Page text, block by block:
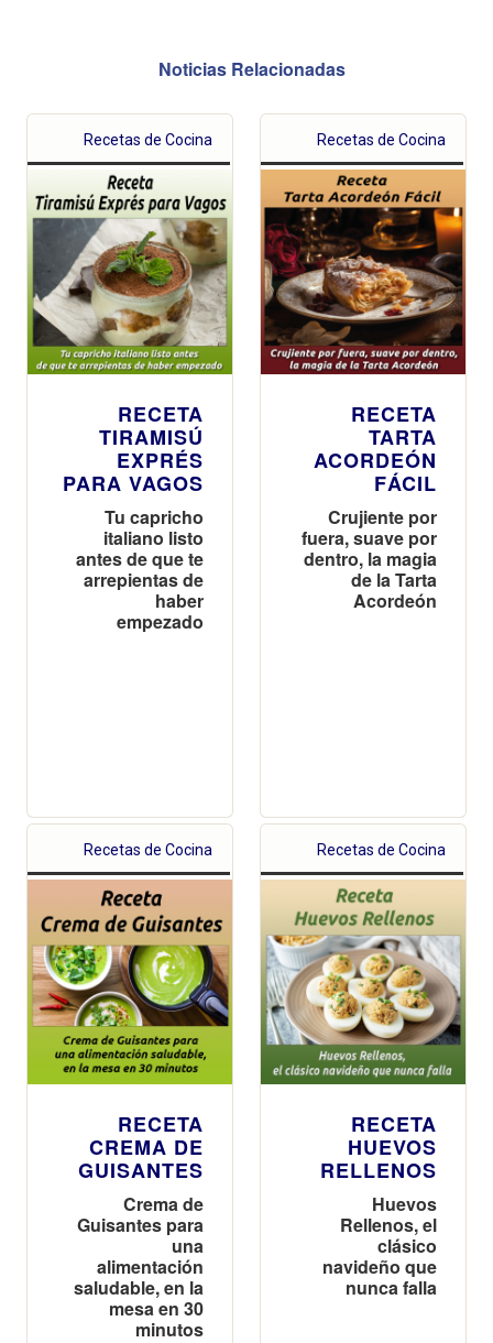
Noticias Relacionadas
Recetas de Cocina
RECETA
TIRAMISÚ
EXPRÉS
PARA VAGOS
Tu capricho
italiano listo
antes de que te
arrepientas de
haber
empezado
Recetas de Cocina
RECETA
TARTA
ACORDEÓN
FÁCIL
Crujiente por
fuera, suave por
dentro, la magia
de la Tarta
Acordeón
Recetas de Cocina
RECETA
CREMA DE
GUISANTES
Crema de
Guisantes para
una
alimentación
saludable, en la
mesa en 30
minutos
Recetas de Cocina
RECETA
HUEVOS
RELLENOS
Huevos
Rellenos, el
clásico
navideño que
nunca falla